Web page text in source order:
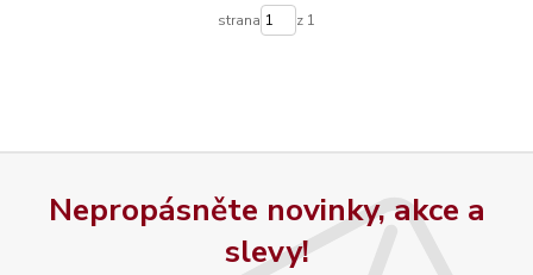
strana z 1
Nepropásněte novinky, akce a
slevy!